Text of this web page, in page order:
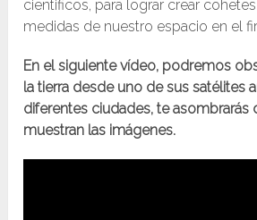
cientificos, para lograr crear
medidas de nuestro espacio en el
En el siguiente vídeo, podremos
la tierra desde uno de sus satélites
diferentes ciudades, te asombrarás
muestran las imágenes.